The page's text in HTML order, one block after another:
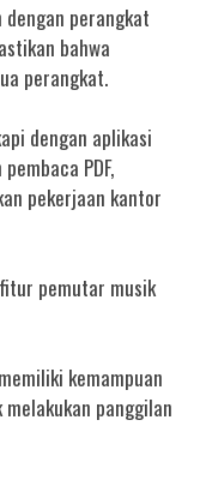
perangkat
bahwa
perangkat.
dengan aplikasi
PDF,
pekerjaan kantor
pemutar musik
kemampuan
panggilan